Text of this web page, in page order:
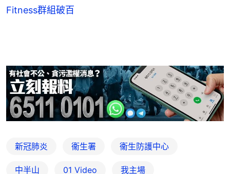
Fitness群組破百
新冠肺炎 衞生署 衞生防護中心
中半山 01 Video 我主場